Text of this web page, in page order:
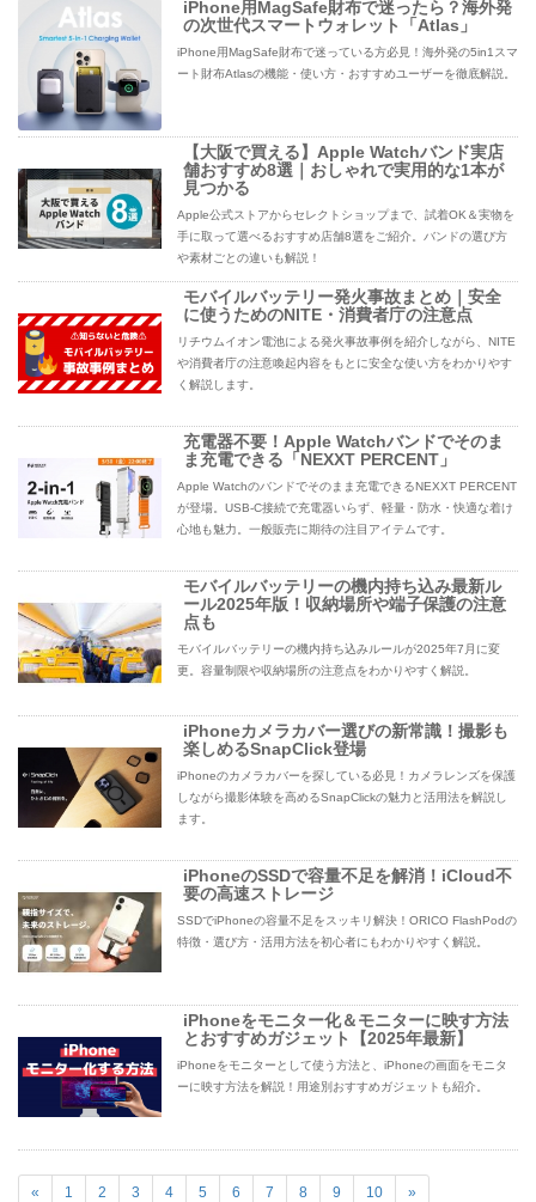
iPhone用MagSafe財布で迷ったら？海外発
の次世代スマートウォレット「Atlas」
iPhone用MagSafe財布で迷っている方必見！海外発の5in1スマ
ート財布Atlasの機能・使い方・おすすめユーザーを徹底解説。
【大阪で買える】Apple Watchバンド実店
舗おすすめ8選｜おしゃれで実用的な1本が
見つかる
Apple公式ストアからセレクトショップまで、試着OK＆実物を
手に取って選べるおすすめ店舗8選をご紹介。バンドの選び方
や素材ごとの違いも解説！
モバイルバッテリー発火事故まとめ｜安全
に使うためのNITE・消費者庁の注意点
リチウムイオン電池による発火事故事例を紹介しながら、NITE
や消費者庁の注意喚起内容をもとに安全な使い方をわかりやす
く解説します。
充電器不要！Apple Watchバンドでそのま
ま充電できる「NEXXT PERCENT」
Apple Watchのバンドでそのまま充電できるNEXXT PERCENT
が登場。USB-C接続で充電器いらず、軽量・防水・快適な着け
心地も魅力。一般販売に期待の注目アイテムです。
モバイルバッテリーの機内持ち込み最新ル
ール2025年版！収納場所や端子保護の注意
点も
モバイルバッテリーの機内持ち込みルールが2025年7月に変
更。容量制限や収納場所の注意点をわかりやすく解説。
iPhoneカメラカバー選びの新常識！撮影も
楽しめるSnapClick登場
iPhoneのカメラカバーを探している必見！カメラレンズを保護
しながら撮影体験を高めるSnapClickの魅力と活用法を解説し
ます。
iPhoneのSSDで容量不足を解消！iCloud不
要の高速ストレージ
SSDでiPhoneの容量不足をスッキリ解決！ORICO FlashPodの
特徴・選び方・活用方法を初心者にもわかりやすく解説。
iPhoneをモニター化＆モニターに映す方法
とおすすめガジェット【2025年最新】
iPhoneをモニターとして使う方法と、iPhoneの画面をモニタ
ーに映す方法を解説！用途別おすすめガジェットも紹介。
« 1 2 3 4 5 6 7 8 9 10 »